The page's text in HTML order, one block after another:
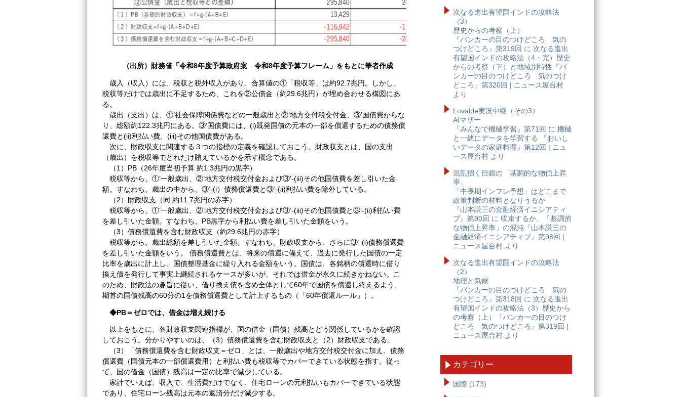
（出所）財務省「令和8年度予算政府案 令和8年度予算フレーム」をもとに筆者作成
歳入（収入）には、税収と税外収入があり、合算値の①「税収等」は約92.7兆円。しかし、
税収等だけでは歳出に不足するため、これを②公債金（約29.6兆円）が埋め合わせる構図にあ
る。
歳出（支出）は、①’社会保障関係費などの一般歳出と②’地方交付税交付金、③’国債費からな
り、総額約122.3兆円にある。③’国債費には、(i)既発国債の元本の一部を償還するための債務償
還費と(ii)利払い費、(iii)その他国債費がある。
次に、財政収支に関連する３つの指標の定義を確認しておこう。財政収支とは、国の支出
（歳出）を税収等でどれだけ賄えているかを示す概念である。
（1）PB（26年度当初予算 約1.3兆円の黒字）
税収等から、①’一般歳出、②’地方交付税交付金および③’-(iii)その他国債費を差し引いた金
額。すなわち、歳出の中から、③’-(i）債務償還費と③’-(ii)利払い費を除外している。
（2）財政収支（同 約11.7兆円の赤字）
税収等から、①’一般歳出、②’地方交付税交付金および③’-(iii)その他国債費と③’-(ii)利払い費
を差し引いた金額。すなわち、PB黒字から利払い費を差し引いた金額をいう。
（3）債務償還費を含む財政収支（約29.6兆円の赤字）
税収等から、歳出総額を差し引いた金額。すなわち、財政収支から、さらに③’-(i)債務償還費
を差し引いた金額をいう。 債務償還費とは、将来の償還に備えて、過去に発行した国債の一定
比率を歳出に計上し、国債整理基金に繰り入れる金額をいう。国債は、各銘柄の償還時に借り
換え債を発行して事実上継続されるケースが多いが、それでは借金が永久に続きかねない。こ
のため、財政法の趣旨に従い、借り換え債を含め全体として60年で国債を償還し終えるよう、
期首の国債残高の60分の1を債務償還費として計上するもの（「60年償還ルール」）。
◆PB＝ゼロでは、借金は増え続ける
以上をもとに、各財政収支関連指標が、国の借金（国債）残高とどう関係しているかを確認
しておこう。分かりやすいのは、（3）債務償還費を含む財政収支と（2）財政収支である。
（3）「債務償還費を含む財政収支＝ゼロ」とは、一般歳出や地方交付税交付金に加え、債務
償還費（国債元本の一部償還費用）と利払い費も税収等でカバーできている状態を指す。従っ
て、国の借金（国債）残高は一定の比率で減少している。
家計でいえば、収入で、生活費だけでなく、住宅ローンの元利払いもカバーできている状態
であり、住宅ローン残高は元本の返済分だけ減少する。
次なる進出有望国インドの攻略法
（3）
歴史からの考察（上）
『バンカーの目のつけどころ 気の
つけどころ』第319回 に 次なる進出
有望国インドの攻略法（4・完）歴史
からの考察（下）と地域別特性『バ
ンカーの目のつけどころ 気のつけ
どころ』第320回 | ニュース屋台村
より
Lovable実況中継（その3）
AIマザー
『みんなで機械学習』第71回 に 機械
と一緒にデータを学習する 『おいし
いデータの家庭料理』第12回 | ニュ
ース屋台村 より
混乱招く日銀の「基調的な物価上昇
率」
「中長期インフレ予想」はどこまで
政策判断の材料となりうるか
『山本謙三の金融経済イニシアティ
ブ』第90回 に 収束するか、「基調的
な物価上昇率」の混沌『山本謙三の
金融経済イニシアティブ』第98回 |
ニュース屋台村 より
次なる進出有望国インドの攻略法
（2）
地理と気候
『バンカーの目のつけどころ 気の
つけどころ』第318回 に 次なる進出
有望国インドの攻略法（3）歴史から
の考察（上）『バンカーの目のつけ
どころ 気のつけどころ』第319回 |
ニュース屋台村 より
カテゴリー
国際 (173)